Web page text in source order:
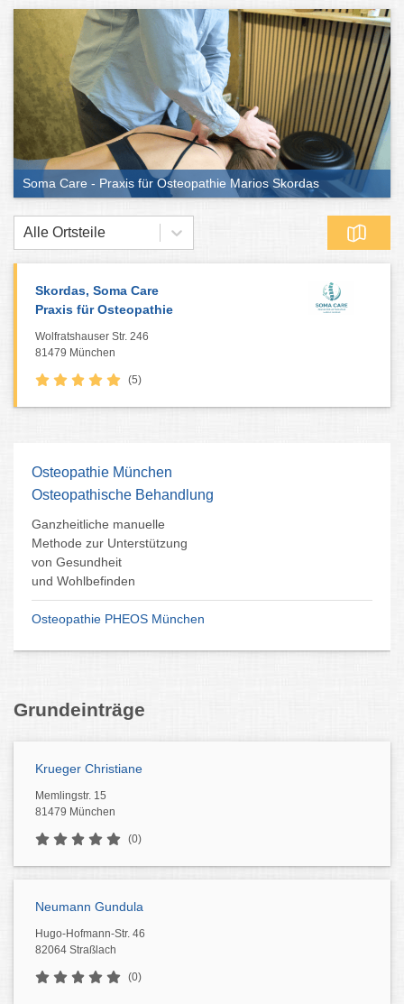
Soma Care - Praxis für Osteopathie Marios Skordas
Alle Ortsteile
Skordas, Soma Care
Praxis für Osteopathie
Wolfratshauser Str. 246
81479 München
(5)
Osteopathie München
Osteopathische Behandlung
Ganzheitliche manuelle
Methode zur Unterstützung
von Gesundheit
und Wohlbefinden
Osteopathie PHEOS München
Grundeinträge
Krueger Christiane
Memlingstr. 15
81479 München
(0)
Neumann Gundula
Hugo-Hofmann-Str. 46
82064 Straßlach
(0)